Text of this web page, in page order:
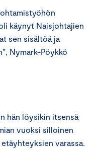
käynyt Naisjohtajien
sen sisältöä ja
Nymark-Pöykkö
hän löysikin itsensä
vuoksi silloinen
varassa.